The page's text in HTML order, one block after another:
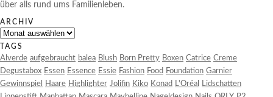
über alls rund ums Familienleben.
ARCHIV
Archiv
TAGS
Alverde aufgebraucht balea Blush Born Pretty Boxen Catrice Creme
Degustabox Essen Essence Essie Fashion Food Foundation Garnier
Gewinnspiel
Haare Highlighter Jolifin Kiko Konad L'Oréal
Lidschatten